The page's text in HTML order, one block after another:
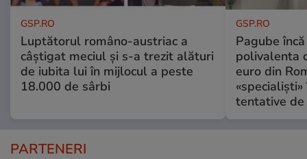
GSP.RO
Luptătorul româno-austriac a
câștigat meciul și s-a trezit alături
de iubita lui în mijlocul a peste
18.000 de sârbi
GSP.RO
Pagube
polivalenta
euro din
tentative de
PARTENERI